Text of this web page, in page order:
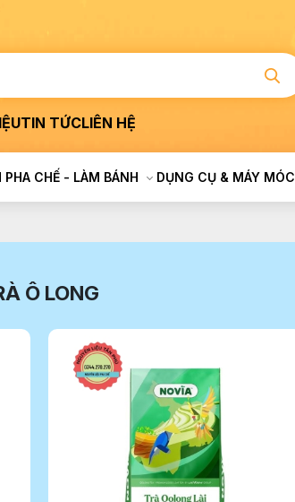
TIN TỨCLIÊN HỆ
PHA CHẾ - LÀM BÁNH DỤNG CỤ & MÁY MÓC
Ô LONG